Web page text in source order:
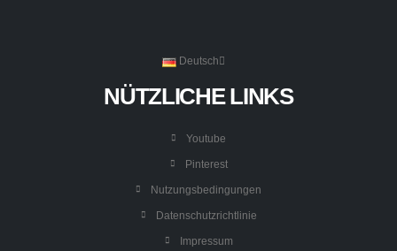
Deutsch
NÜTZLICHE LINKS
Youtube
Pinterest
Nutzungsbedingungen
Datenschutzrichtlinie
Impressum